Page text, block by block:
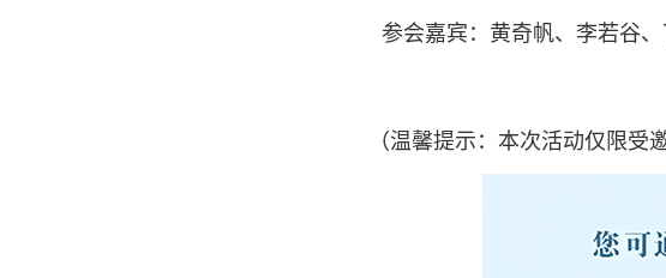
参会嘉宾：黄奇帆、李若谷
（温馨提示：本次活动仅限受邀